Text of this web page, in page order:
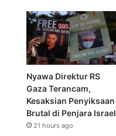
Nyawa Direktur RS
Gaza Terancam,
Kesaksian Penyiksaan
Brutal di Penjara Israel
21 hours ago